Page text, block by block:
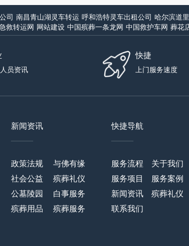
司 南昌青山湖灵车转运 呼和浩特灵车出租公司 哈尔滨道
救转运网 网站建设 中国殡葬一条龙网 中国救护车网 葬花
员资讯
快捷
上门服务速度
新闻资讯
——
政策法规
与佛有缘
社会公益
殡葬礼仪
公墓陵园
白事服务
殡葬用品
殡葬服务
快捷导航
——
服务流程
关于我们
服务项目
服务案例
新闻资讯
殡葬礼仪
联系我们